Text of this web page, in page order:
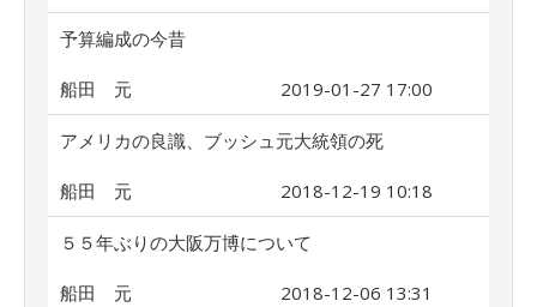
予算編成の今昔
船田 元 2019-01-27 17:00
アメリカの良識、ブッシュ元大統領の死
船田 元 2018-12-19 10:18
５５年ぶりの大阪万博について
船田 元 2018-12-06 13:31